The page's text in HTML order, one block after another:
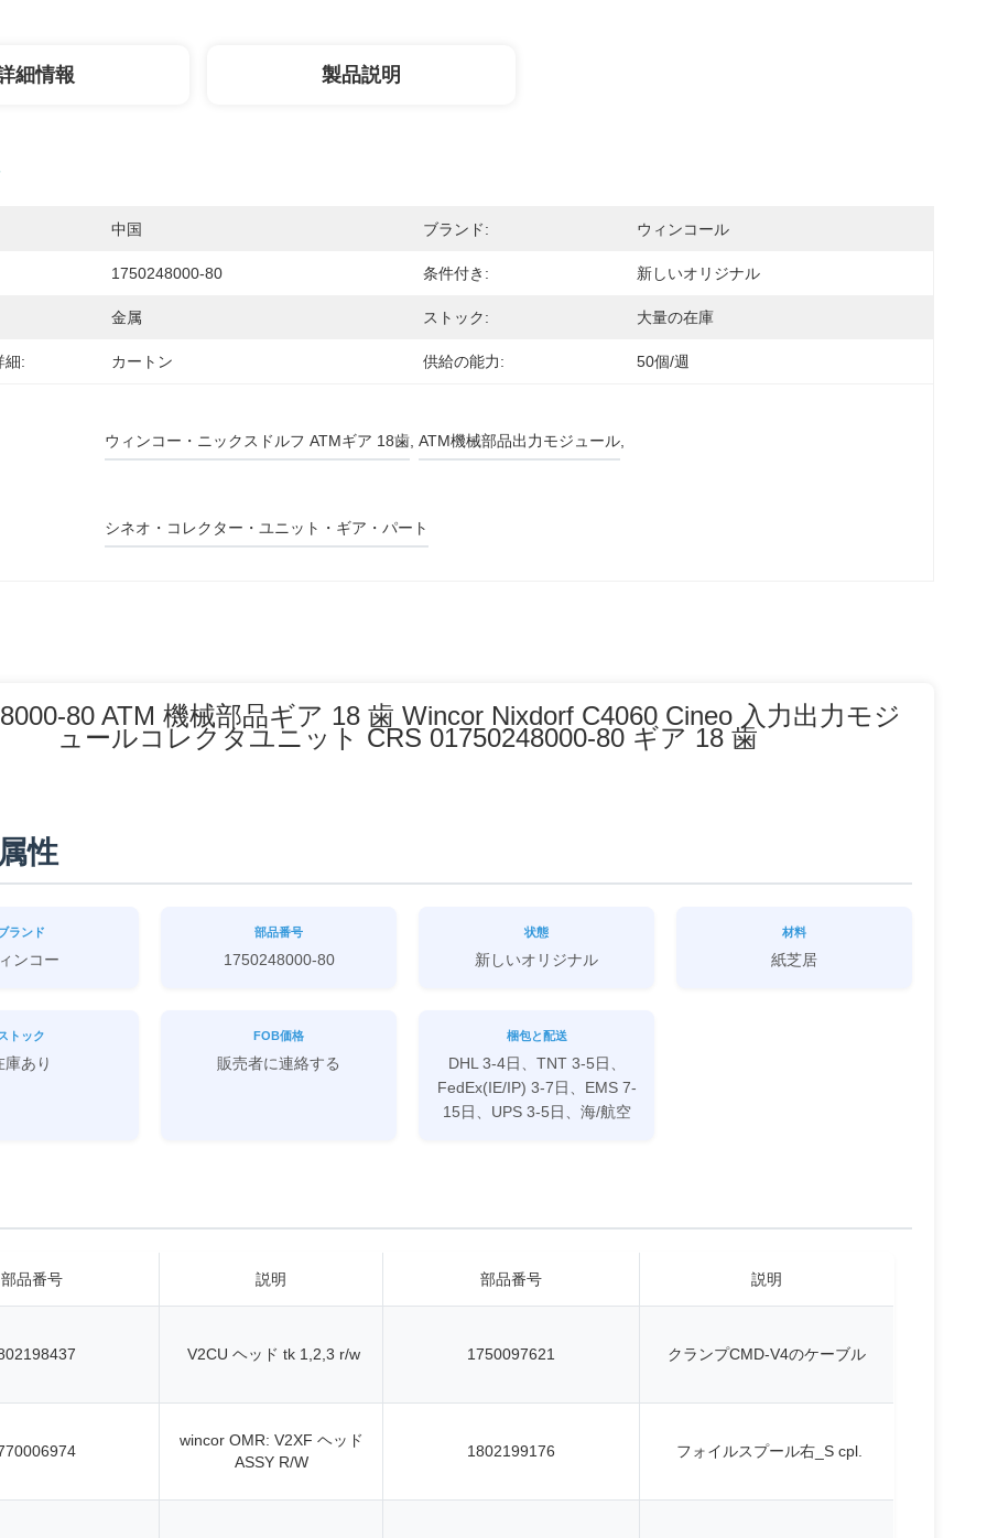
細情報 製品説明
中国 ブランド: ウィンコール
1750248000-80 条件付き: 新しいオリジナル
金属 ストック: 大量の在庫
細: カートン 供給の能力: 50個/週
ウィンコー・ニックスドルフ ATMギア 18歯 , ATM機械部品出力モジュール
シネオ・コレクター・ユニット・ギア・パート
80 ATM 機械部品ギア 18 歯 Wincor Nixdorf C4060 Cineo 入力出力モジ
ュールコレクタユニット CRS 01750248000-80 ギア 18 歯
性
ランド
ンコー
部品番号
1750248000-80
状態
新しいオリジナル
材料
紙芝居
トック
庫あり
FOB価格
販売者に連絡する
梱包と配送
DHL 3-4日、TNT 3-5日、
FedEx(IE/IP) 3-7日、EMS 7-
15日、UPS 3-5日、海/航空
部品番号 説明 部品番号 説明
V2CU ヘッド tk 1,2,3 r/w 1750097621 クランプCMD-V4のケーブル
wincor OMR: V2XF ヘッド
ASSY R/W
1802199176 フォイルスプール右_S cpl.